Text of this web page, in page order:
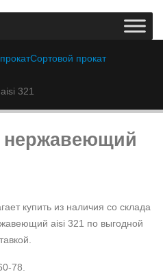
Сортовой прокат
321
нержавеющий
купить из наличия со склада
aisi 321 по выгодной
78.